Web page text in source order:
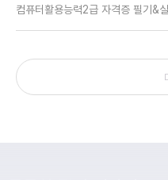
컴퓨터활용능력2급 자격증 필기&